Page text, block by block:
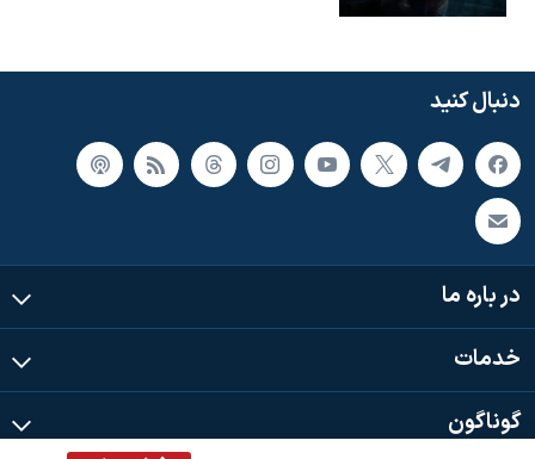
دنبال کنید
در باره ما
خدمات
گوناگون